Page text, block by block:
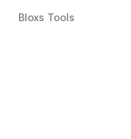
Bloxs Tools